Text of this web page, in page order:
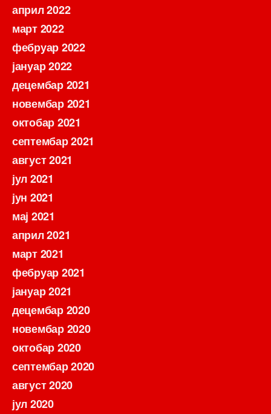
април 2022
март 2022
фебруар 2022
јануар 2022
децембар 2021
новембар 2021
октобар 2021
септембар 2021
август 2021
јул 2021
јун 2021
мај 2021
април 2021
март 2021
фебруар 2021
јануар 2021
децембар 2020
новембар 2020
октобар 2020
септембар 2020
август 2020
јул 2020